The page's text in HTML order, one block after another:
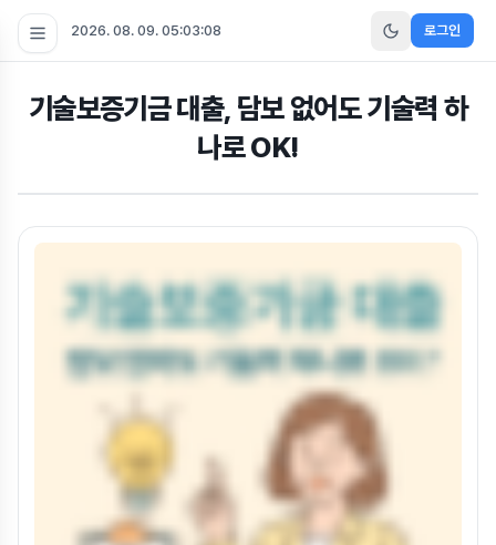
2026. 08. 09. 05:03:09 로그인
기술보증기금 대출, 담보 없어도 기술력 하
나로 OK!